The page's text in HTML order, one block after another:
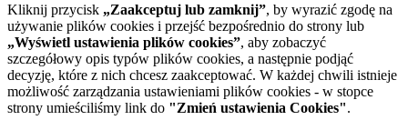
Kliknij przycisk „Zaakceptuj lub zamknij”, by wyrazić zgodę na
używanie plików cookies i przejść bezpośrednio do strony lub
„Wyświetl ustawienia plików cookies”, aby zobaczyć
szczegółowy opis typów plików cookies, a następnie podjąć
decyzję, które z nich chcesz zaakceptować. W każdej chwili istnieje
możliwość zarządzania ustawieniami plików cookies - w stopce
strony umieściliśmy link do "Zmień ustawienia Cookies".